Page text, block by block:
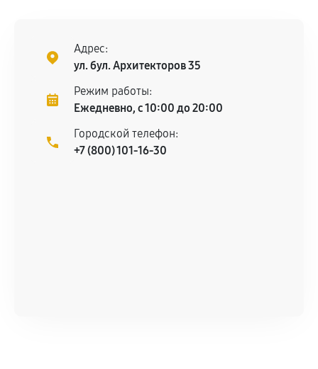
При этом гарантия на сами комплектующие
остается на стороне производителя или
сервисный центр ответственности не несет.
Адрес:
ул. бул. Архитекторов 35
Режим работы:
Ежедневно, с 10:00 до 20:00
Городской телефон:
+7 (800) 101-16-30